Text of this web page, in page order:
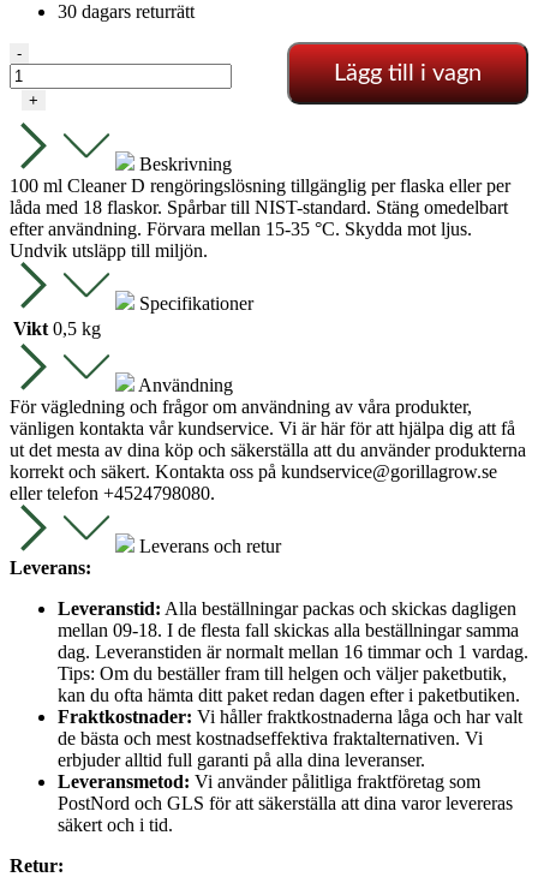
30 dagars returrätt
Aqua
Master
–
rengöring
100
ml
mängd
-
+
Lägg till i vagn
Beskrivning
100 ml Cleaner D rengöringslösning tillgänglig per flaska eller per
låda med 18 flaskor. Spårbar till NIST-standard. Stäng omedelbart
efter användning. Förvara mellan 15-35 °C. Skydda mot ljus.
Undvik utsläpp till miljön.
Specifikationer
Vikt 0,5 kg
Användning
För vägledning och frågor om användning av våra produkter,
vänligen kontakta vår kundservice. Vi är här för att hjälpa dig att få
ut det mesta av dina köp och säkerställa att du använder produkterna
korrekt och säkert. Kontakta oss på kundservice@gorillagrow.se
eller telefon +4524798080.
Leverans och retur
Leverans:
Leveranstid: Alla beställningar packas och skickas dagligen
mellan 09-18. I de flesta fall skickas alla beställningar samma
dag. Leveranstiden är normalt mellan 16 timmar och 1 vardag.
Tips: Om du beställer fram till helgen och väljer paketbutik,
kan du ofta hämta ditt paket redan dagen efter i paketbutiken.
Fraktkostnader: Vi håller fraktkostnaderna låga och har valt
de bästa och mest kostnadseffektiva fraktalternativen. Vi
erbjuder alltid full garanti på alla dina leveranser.
Leveransmetod: Vi använder pålitliga fraktföretag som
PostNord och GLS för att säkerställa att dina varor levereras
säkert och i tid.
Retur: